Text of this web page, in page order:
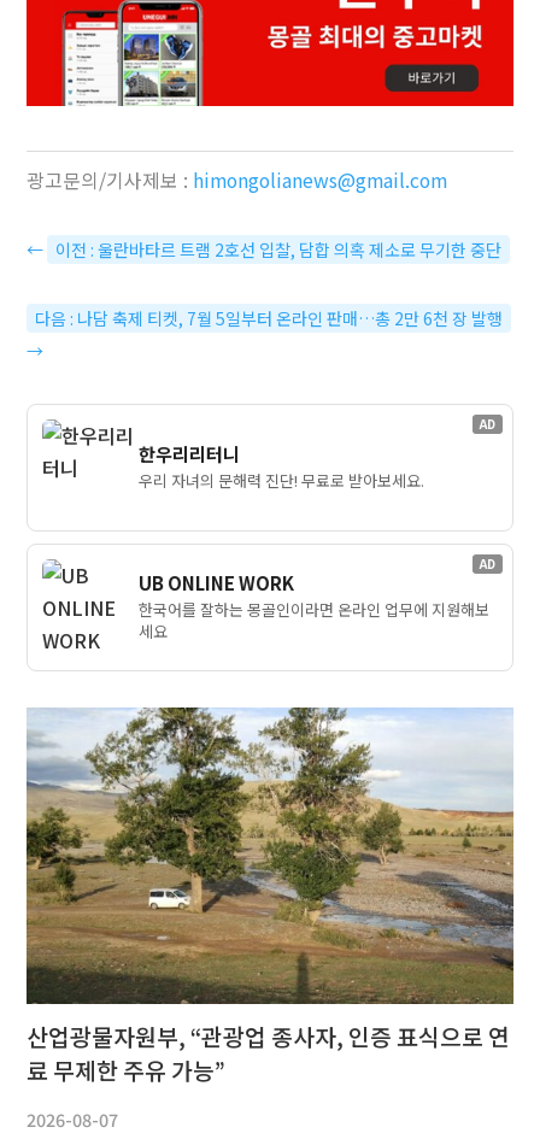
광고문의/기사제보 : himongolianews@gmail.com
← 이전 : 울란바타르 트램 2호선 입찰, 담합 의혹 제소로 무기한 중단
다음 : 나담 축제 티켓, 7월 5일부터 온라인 판매…총 2만 6천 장 발행
→
AD
한우리리터니
우리 자녀의 문해력 진단! 무료로 받아보세요.
AD
UB ONLINE WORK
한국어를 잘하는 몽골인이라면 온라인 업무에 지원해보
세요
산업광물자원부, “관광업 종사자, 인증 표식으로 연
료 무제한 주유 가능”
2026-08-07